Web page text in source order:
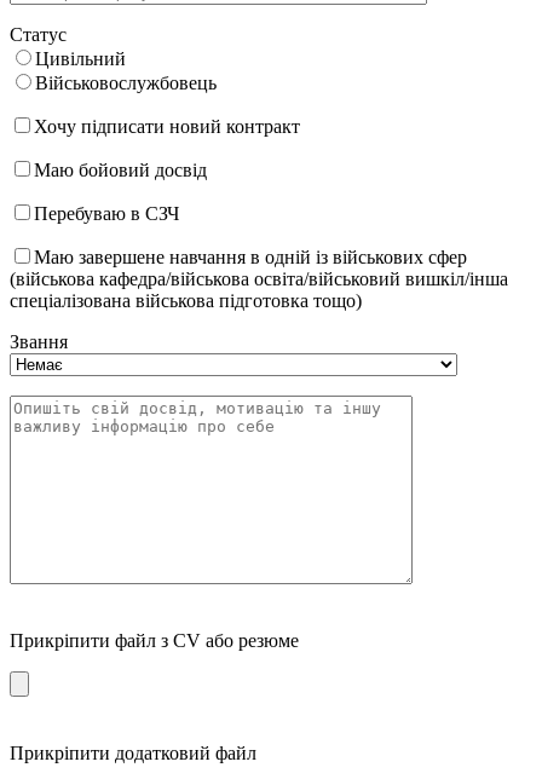
Статус
Цивільний
Військовослужбовець
Хочу підписати новий контракт
Маю бойовий досвід
Перебуваю в СЗЧ
Маю завершене навчання в одній із військових сфер
(військова кафедра/військова освіта/військовий вишкіл/інша
спеціалізована військова підготовка тощо)
Звання
Прикріпити файл з CV або резюме
Прикріпити додатковий файл